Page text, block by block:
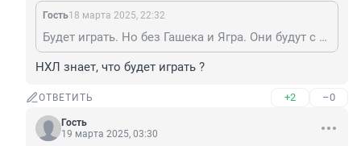
Гость18 марта 2025, 22:32
Будет играть. Но без Гашека и Ягра. Они будут с Макороном играть
НХЛ знает, что будет играть ?
ОТВЕТИТЬ +2 –0
Гость
19 марта 2025, 03:30